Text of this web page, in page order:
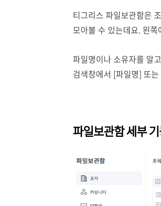
티그리스 파일보관함은
모아볼 수 있는데요. 왼
파일명이나 소유자를 알
검색창에서 [파일명] 또
파일보관함 세부